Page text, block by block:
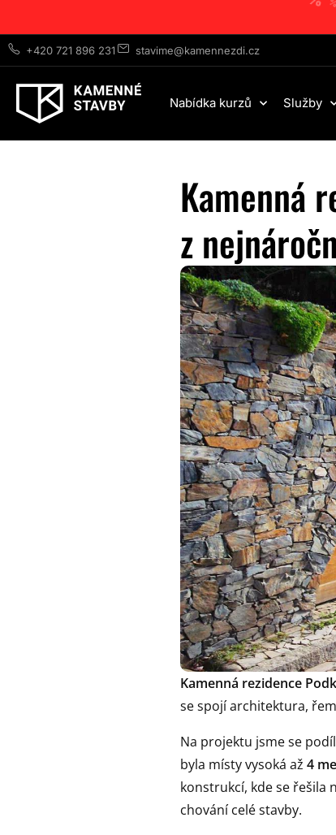
+420 721 896 231 stavime@kamennezdi.cz
Nabídka kurzů Služby
Kamenná
z
Kamenná rezidence
se spojí architektura,
Na projektu jsme se
byla místy vysoká až 4
konstrukcí, kde se řešila
chování celé stavby.